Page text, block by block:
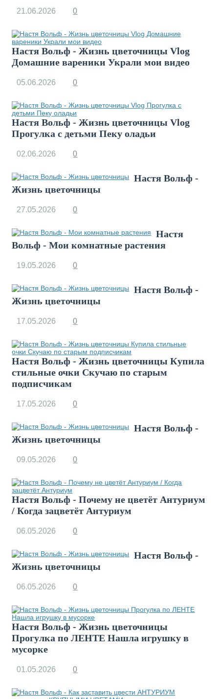
21.06.2026 0
Настя Вольф - Жизнь цветочницы Vlog
Домашние вареники Украли мои видео
05.06.2026 0
Настя Вольф - Жизнь цветочницы Vlog
Прогулка с детьми Пеку оладьи
02.06.2026 0
Настя Вольф -
Жизнь цветочницы
27.05.2026 0
Настя
Вольф - Мои комнатные растения
19.05.2026 0
Настя Вольф -
Жизнь цветочницы
17.05.2026 0
Настя Вольф - Жизнь цветочницы Купила
стильные очки Скучаю по старым
подписчикам
17.05.2026 0
Настя Вольф -
Жизнь цветочницы
09.05.2026 0
Настя Вольф - Почему не цветёт Антуриум
/ Когда зацветёт Антуриум
06.05.2026 0
Настя Вольф -
Жизнь цветочницы
06.05.2026 0
Настя Вольф - Жизнь цветочницы
Прогулка по ЛЕНТЕ Нашла игрушку в
мусорке
01.05.2026 0